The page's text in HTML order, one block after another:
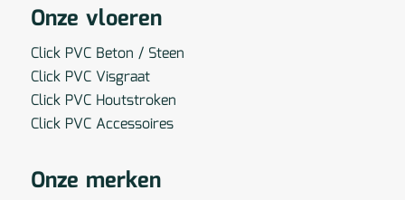
Onze vloeren
Click PVC Beton / Steen
Click PVC Visgraat
Click PVC Houtstroken
Click PVC Accessoires
Onze merken